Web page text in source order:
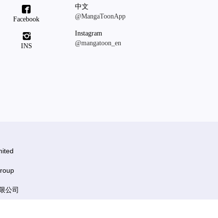

Facebook
中文
@MangaToonApp

INS
Instagram
@mangatoon_en
公司